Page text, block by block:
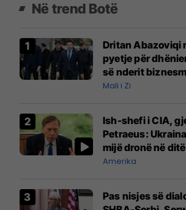
Në trend Botë
Dritan Abazoviqi
pyetje për
së nderit
Mali i Zi
Ish-shefi i CIA,
Petraeus:
mijë dronë në
mbetet shumë
Amerika
Pas nisjes së